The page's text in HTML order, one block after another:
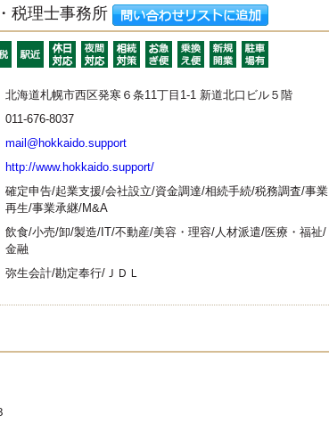
税理士事務所
北海道札幌市西区発寒６条11丁目1-1 新道北口ビル５階
011-676-8037
mail@hokkaido.support
http://www.hokkaido.support/
確定申告/起業支援/会社設立/資金調達/相続手続/税務調査/事業
再生/事業承継/M&A
飲食/小売/卸/製造/IT/不動産/美容・理容/人材派遣/医療・福祉/
金融
弥生会計/勘定奉行/ＪＤＬ